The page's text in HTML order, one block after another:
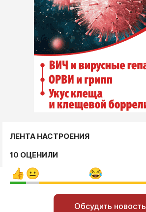
ЛЕНТА НАСТРОЕНИЯ
10 ОЦЕНИЛИ
Обсудить новость